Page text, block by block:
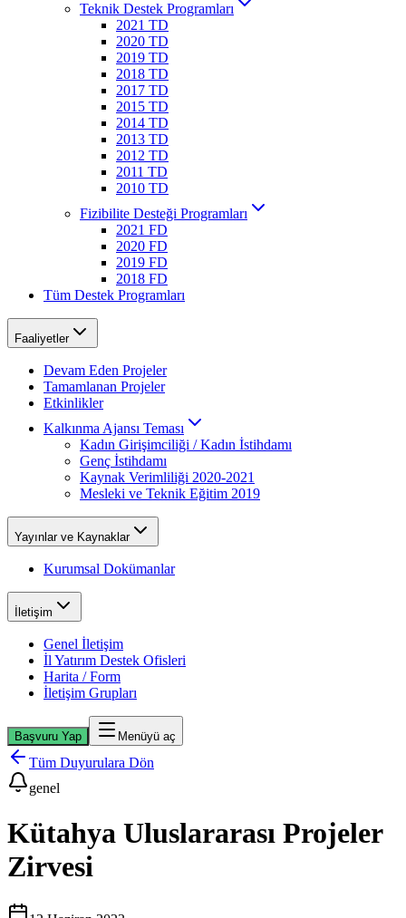
Teknik Destek Programları
2021 TD
2020 TD
2019 TD
2018 TD
2017 TD
2015 TD
2014 TD
2013 TD
2012 TD
2011 TD
2010 TD
Fizibilite Desteği Programları
2021 FD
2020 FD
2019 FD
2018 FD
Tüm Destek Programları
Faaliyetler
Devam Eden Projeler
Tamamlanan Projeler
Etkinlikler
Kalkınma Ajansı Teması
Kadın Girişimciliği / Kadın İstihdamı
Genç İstihdamı
Kaynak Verimliliği 2020-2021
Mesleki ve Teknik Eğitim 2019
Yayınlar ve Kaynaklar
Kurumsal Dokümanlar
İletişim
Genel İletişim
İl Yatırım Destek Ofisleri
Harita / Form
İletişim Grupları
Başvuru Yap Menüyü aç
Tüm Duyurulara Dön
genel
Kütahya Uluslararası Projeler
Zirvesi